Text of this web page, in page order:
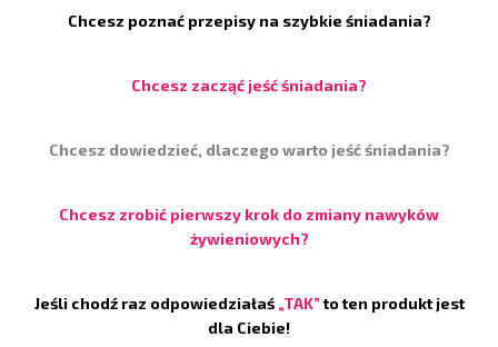
Chcesz poznać przepisy na szybkie śniadania?
Chcesz zacząć jeść śniadania?
Chcesz dowiedzieć, dlaczego warto jeść śniadania?
Chcesz zrobić pierwszy krok do zmiany nawyków
żywieniowych?
Jeśli chodź raz odpowiedziałaś „TAK”to ten produkt jest
dla Ciebie!